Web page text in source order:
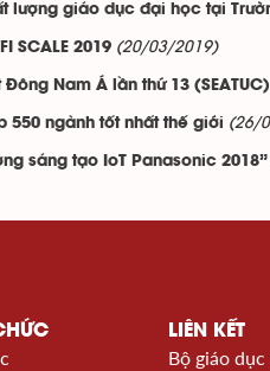
lượng giáo dục đại học tại
SCALE 2019 (20/03/2019)
Nam Á lần thứ 13 (SEATUC)
550 ngành tốt nhất thế giới (26/
sáng tạo IoT Panasonic 2018”
LIÊN KẾT
Bộ giáo